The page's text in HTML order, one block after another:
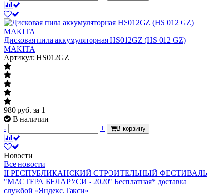
Дисковая пила аккумуляторная HS012GZ (HS 012 GZ)
MAKITA
Артикул: HS012GZ
980 руб. за 1
В наличии
-
+ В корзину
Новости
Все новости
II РЕСПУБЛИКАНСКИЙ СТРОИТЕЛЬНЫЙ ФЕСТИВАЛЬ
"МАСТЕРА БЕЛАРУСИ - 2020" Бесплатная* доставка
службой «Яндекс.Такси»